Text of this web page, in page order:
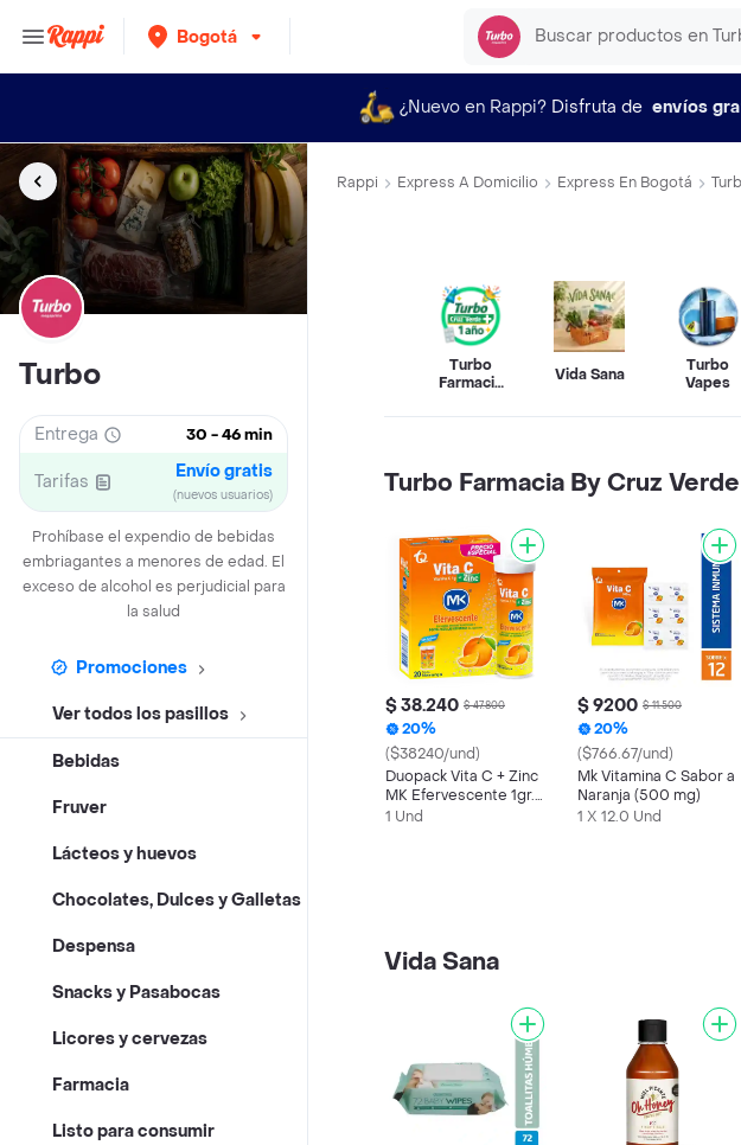
Bogotá
¿Nuevo en Rappi? Disfruta de envíos
Turbo
Entrega 30 - 46 min
Tarifas Envío gratis
(nuevos usuarios)
Prohíbase el expendio de bebidas
embriagantes a menores de edad. El
exceso de alcohol es perjudicial para
la salud
Promociones
Ver todos los pasillos
Bebidas
Fruver
Lácteos y huevos
Chocolates, Dulces y Galletas
Despensa
Snacks y Pasabocas
Licores y cervezas
Farmacia
Listo para consumir
Rappi Express A Domicilio Express En Bogotá
Turbo
Farmacia
Verde
Vida Sana
Turbo
Vapes
Turbo Farmacia By Cruz Verde
$ 38.240 $ 47.800
20%
($38240/und)
Duopack Vita C + Zinc
MK Efervescente 1gr.
Vitamina C Naranja 20
1 Und
$ 9200 $ 11.500
20%
($766.67/und)
Mk Vitamina C Sabor a
Naranja (500 mg)
1 X 12.0 Und
Vida Sana